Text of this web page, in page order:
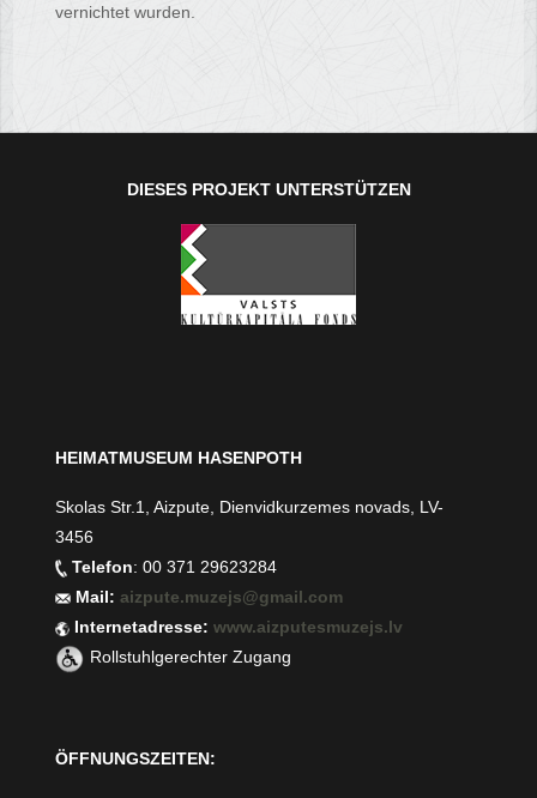
vernichtet wurden.
DIESES PROJEKT UNTERSTÜTZEN
HEIMATMUSEUM HASENPOTH
Skolas Str.1, Aizpute, Dienvidkurzemes novads, LV-
3456
Telefon: 00 371 29623284
Mail:aizpute.muzejs@gmail.com
Internetadresse:www.aizputesmuzejs.lv
Rollstuhlgerechter Zugang
ÖFFNUNGSZEITEN: